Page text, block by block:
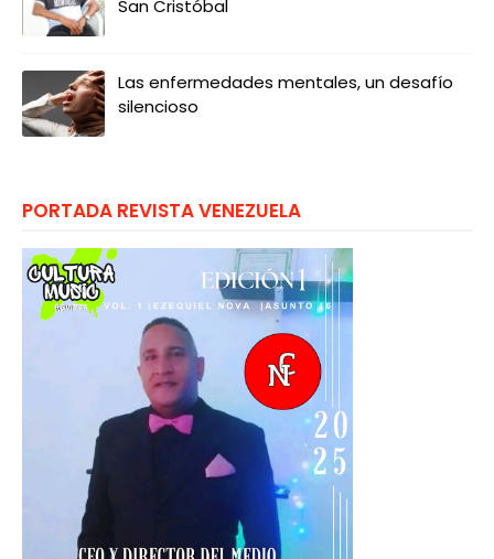
San Cristóbal
Las enfermedades mentales, un desafío
silencioso
PORTADA REVISTA VENEZUELA